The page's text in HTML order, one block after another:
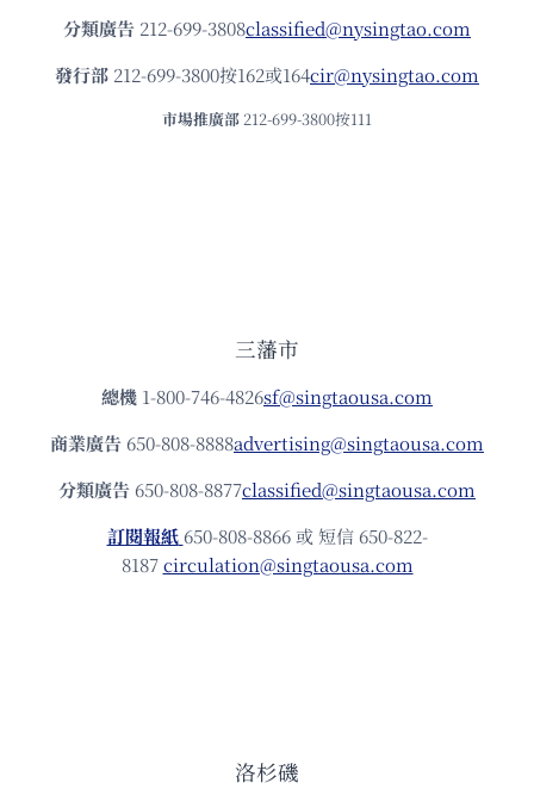
分類廣告 212-699-3808classified@nysingtao.com
發⾏部 212-699-3800按162或164cir@nysingtao.com
市場推廣部 212-699-3800按111
三藩市
總機 1-800-746-4826sf@singtaousa.com
商業廣告 650-808-8888advertising@singtaousa.com
分類廣告 650-808-8877classified@singtaousa.com
訂閱報紙 650-808-8866 或 短信 650-822-
8187circulation@singtaousa.com
洛杉磯